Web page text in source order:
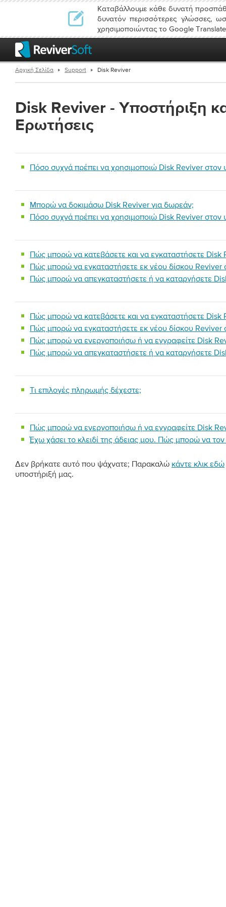
Καταβάλλουμε κάθε δυνατή
δυνατόν περισσότερες γλώσσες,
χρησιμοποιώντας το Google
Αρχική Σελίδα Support Disk Reviver
Disk Reviver - Υποστήριξη
Ερωτήσεις
Πόσο συχνά πρέπει να χρησιμοποιώ Disk Reviver στον
Μπορώ να δοκιμάσω Disk Reviver για δωρεάν;
Πόσο συχνά πρέπει να χρησιμοποιώ Disk Reviver στον
Πώς μπορώ να κατεβάσετε και να εγκαταστήσετε Disk
Πώς μπορώ να εγκαταστήσετε εκ νέου δίσκου Reviver
Πώς μπορώ να απεγκαταστήσετε ή να καταργήσετε
Πώς μπορώ να κατεβάσετε και να εγκαταστήσετε Disk
Πώς μπορώ να εγκαταστήσετε εκ νέου δίσκου Reviver
Πώς μπορώ να ενεργοποιήσω ή να εγγραφείτε Disk
Πώς μπορώ να απεγκαταστήσετε ή να καταργήσετε
Τι επιλογές πληρωμής δέχεστε;
Πώς μπορώ να ενεργοποιήσω ή να εγγραφείτε Disk
Έχω χάσει το κλειδί της άδειας μου. Πώς μπορώ να
Δεν βρήκατε αυτό που ψάχνατε; Παρακαλώ κάντε κλικ εδώ
υποστήριξή μας.